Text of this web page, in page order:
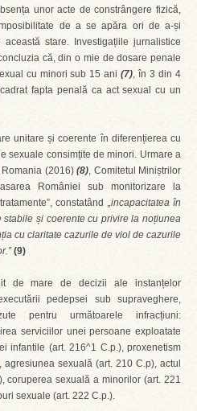
unor acte de constrângere fizică,
de a se apăra ori de a-și
stare. Investigațiile jurnalistice
că, din o mie de dosare penale
cu minori sub 15 ani(7), în 3 din 4
fapta penală ca act sexual cu un
unitare și coerente în diferențierea cu
sexuale consimțite de minori. Urmare a
Romania (2016)(8), Comitetul Miniștrilor
României sub monitorizare la
constatând „incapacitatea în
și coerente cu privire la noțiunea
cu claritate cazurile de viol de cazurile
(9)
de mare de decizii ale instanțelor
pedepsei sub supraveghere,
pentru următoarele infracțiuni:
serviciilor unei persoane exploatate
infantile (art. 216^1 C.p.), proxenetism
sexuală (art. 210 C.p), actul
coruperea sexuală a minorilor (art. 221
sexuale (art. 222 C.p.).